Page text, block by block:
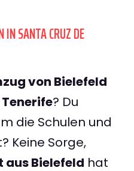
IN SANTA CRUZ DE
von Bielefeld
? Du
die Schulen und
Keine Sorge,
Bielefeld hat